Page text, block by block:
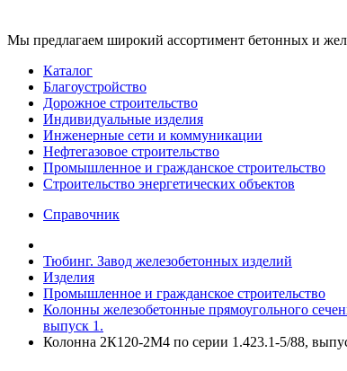
Мы предлагаем широкий ассортимент бетонных и
Каталог
Благоустройство
Дорожное строительство
Индивидуальные изделия
Инженерные сети и коммуникации
Нефтегазовое строительство
Промышленное и гражданское строительство
Строительство энергетических объектов
Справочник
Тюбинг. Завод железобетонных изделий
Изделия
Промышленное и гражданское строительство
Колонны железобетонные прямоугольного
выпуск 1.
Колонна 2К120-2М4 по серии 1.423.1-5/88,